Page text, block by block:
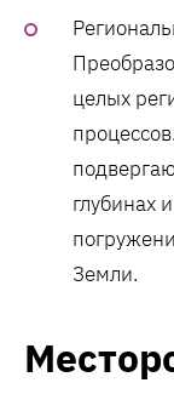
целых
глубинах
Земли.